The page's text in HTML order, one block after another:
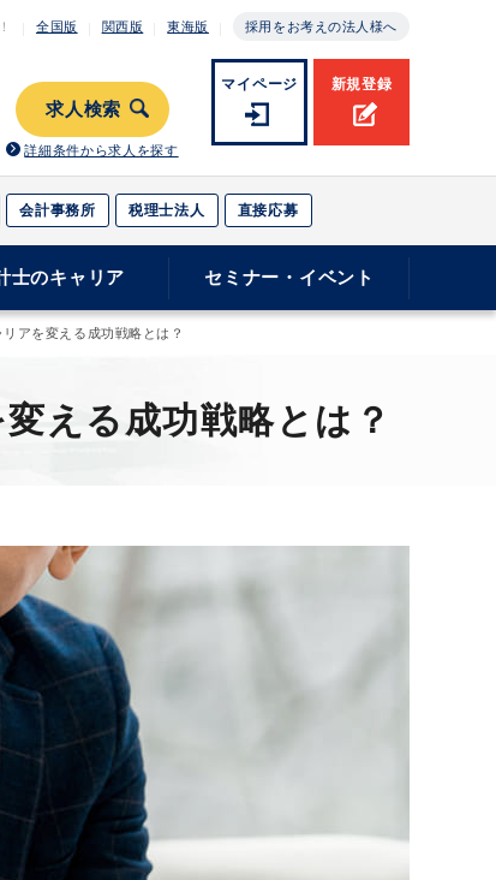
全国版 関西版 東海版 採用をお考えの法人様へ
求人検索
詳細条件から求人を探す
マイページ 新規登録
会計事務所 税理士法人 直接応募
士のキャリア セミナー・イベント
アを変える成功戦略とは？
える成功戦略とは？